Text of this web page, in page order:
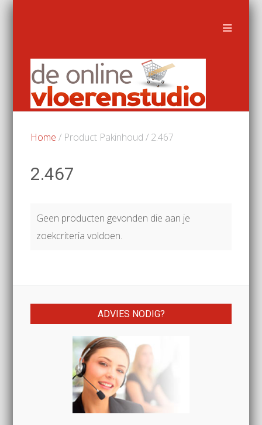
Home / Product Pakinhoud / 2.467
2.467
Geen producten gevonden die aan je
zoekcriteria voldoen.
ADVIES NODIG?